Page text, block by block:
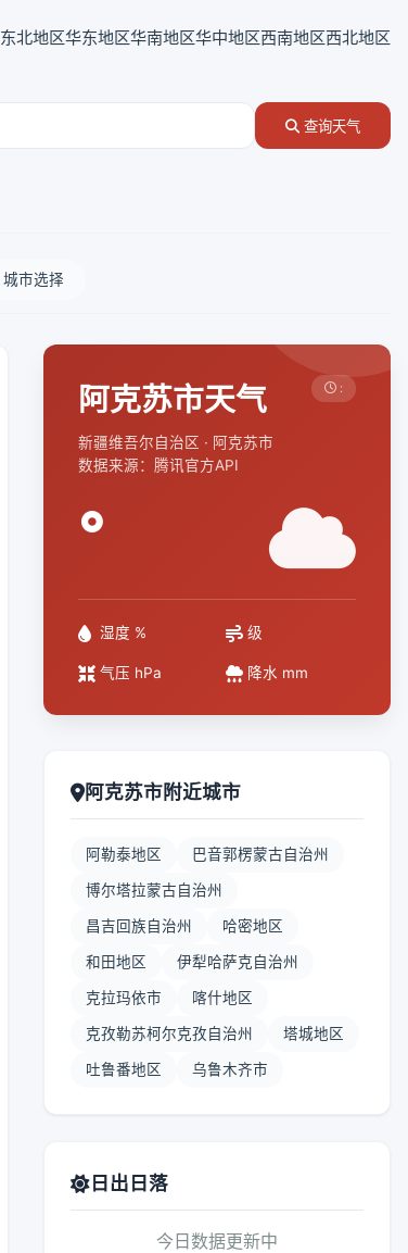
东北地区华东地区华南地区华中地区西南地区西北地区
查询天气
城市选择
阿克苏市天气
新疆维吾尔自治区 · 阿克苏市
数据来源：腾讯官方API
:
°
湿度 % 级
气压 hPa 降水 mm
阿克苏市附近城市
阿勒泰地区 巴音郭楞蒙古自治州
博尔塔拉蒙古自治州
昌吉回族自治州 哈密地区
和田地区 伊犁哈萨克自治州
克拉玛依市 喀什地区
克孜勒苏柯尔克孜自治州 塔城地区
吐鲁番地区 乌鲁木齐市
日出日落
今日数据更新中